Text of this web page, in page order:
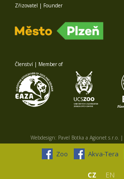
Zřizovatel | Founder
Členství | Member of
Webdesign: Pavel Botka a Agionet s.r.o. |
Zoo Akva-Tera
CZ EN